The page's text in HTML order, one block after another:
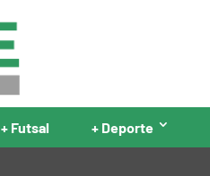
+ Futsal + Deporte